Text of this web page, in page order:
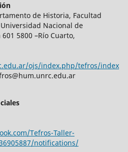
de Historia, Facultad
Nacional de
5800 –Río Cuarto,
ojs/index.php/tefros/index
Tefros-Taller-
notifications/